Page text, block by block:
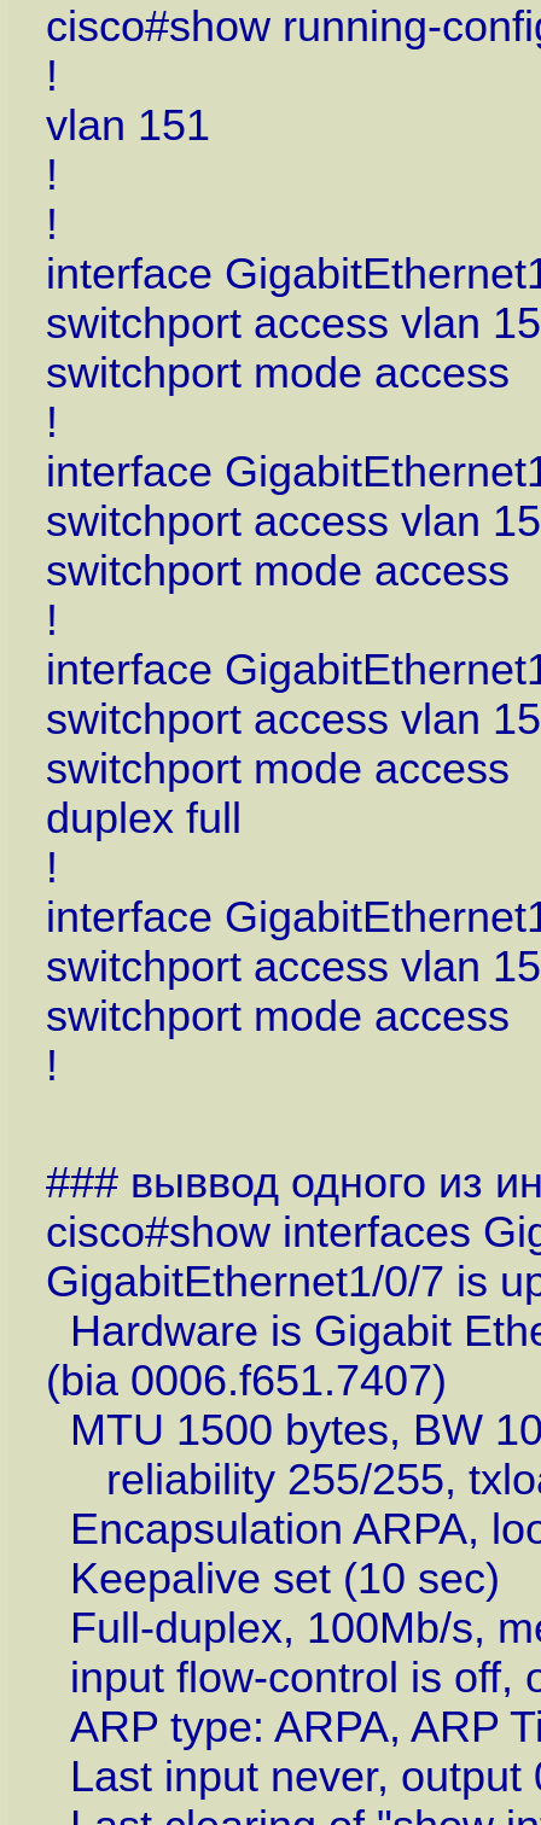
cisco#show running-
!
vlan 151
!
!
interface
switchport access vlan
switchport mode access
!
interface
switchport access vlan
switchport mode access
!
interface
switchport access vlan
switchport mode access
duplex full
!
interface
switchport access vlan
switchport mode access
!
### выввод одного из
cisco#show interfaces
GigabitEthernet1/0/7 is
Hardware is Gigabit
(bia 0006.f651.7407)
MTU 1500 bytes, BW
reliability 255/255,
Encapsulation ARPA,
Keepalive set (10 sec)
Full-duplex, 100Mb/s,
input flow-control is off,
ARP type: ARPA, ARP
Last input never,